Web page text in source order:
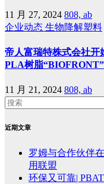
11 月 27, 2024 808, ab
企业动态 生物降解塑料
帝人富瑞特株式会社开
PLA树脂“BIOFRONT”
11 月 21, 2024 808, ab
近期文章
罗姆与合作伙伴
用联盟
环保又可靠|